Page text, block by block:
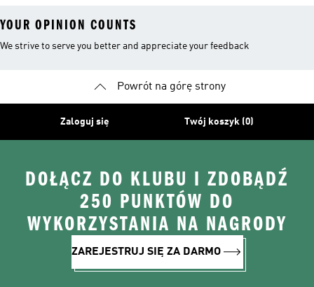
YOUR OPINION COUNTS
We strive to serve you better and appreciate your feedback
Powrót na górę strony
Zaloguj się Twój koszyk (0)
DOŁĄCZ DO KLUBU I ZDOBĄDŹ
250 PUNKTÓW DO
WYKORZYSTANIA NA NAGRODY
ZAREJESTRUJ SIĘ ZA DARMO